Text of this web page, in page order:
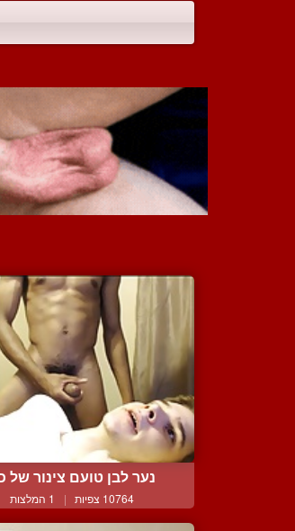
נער לבן טועם צינור של
10764 צפיות | 1 המלצות